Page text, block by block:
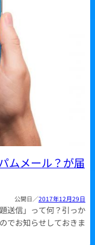
ムメール？が届
2017年12月29日
送信」って何？引っか
でお知らせしておきま